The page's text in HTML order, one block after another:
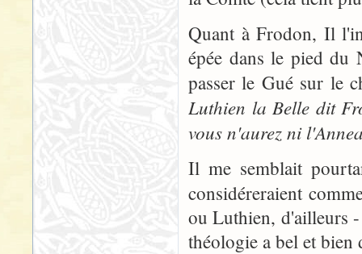
Quant à Frodon, Il
épée dans le pied du
passer le Gué sur le
Luthien la Belle dit
vous n'aurez ni
Il me semblait
considéreraient
ou Luthien, d'ailleurs -
théologie a bel et bien